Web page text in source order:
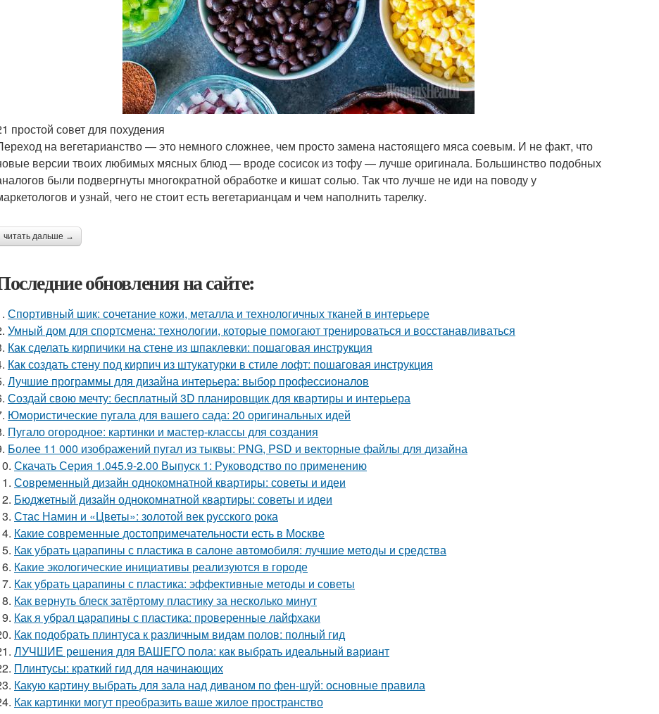
простой совет для похудения
на вегетарианство — это немного сложнее, чем просто замена настоящего мяса соевым. И не факт, что
версии твоих любимых мясных блюд — вроде сосисок из тофу — лучше оригинала. Большинство подобных
были подвергнуты многократной обработке и кишат солью. Так что лучше не иди на поводу у
и узнай, чего не стоит есть вегетарианцам и чем наполнить тарелку.
читать дальше →
обновления на сайте:
Спортивный шик: сочетание кожи, металла и технологичных тканей в интерьере
Умный дом для спортсмена: технологии, которые помогают тренироваться и восстанавливаться
Как сделать кирпичики на стене из шпаклевки: пошаговая инструкция
Как создать стену под кирпич из штукатурки в стиле лофт: пошаговая инструкция
Лучшие программы для дизайна интерьера: выбор профессионалов
Создай свою мечту: бесплатный 3D планировщик для квартиры и интерьера
Юмористические пугала для вашего сада: 20 оригинальных идей
Пугало огородное: картинки и мастер-классы для создания
Более 11 000 изображений пугал из тыквы: PNG, PSD и векторные файлы для дизайна
Скачать Серия 1.045.9-2.00 Выпуск 1: Руководство по применению
Современный дизайн однокомнатной квартиры: советы и идеи
Бюджетный дизайн однокомнатной квартиры: советы и идеи
Стас Намин и «Цветы»: золотой век русского рока
Какие современные достопримечательности есть в Москве
Как убрать царапины с пластика в салоне автомобиля: лучшие методы и средства
Какие экологические инициативы реализуются в городе
Как убрать царапины с пластика: эффективные методы и советы
Как вернуть блеск затёртому пластику за несколько минут
Как я убрал царапины с пластика: проверенные лайфхаки
Как подобрать плинтуса к различным видам полов: полный гид
ЛУЧШИЕ решения для ВАШЕГО пола: как выбрать идеальный вариант
Плинтусы: краткий гид для начинающих
Какую картину выбрать для зала над диваном по фен-шуй: основные правила
Как картинки могут преобразить ваше жилое пространство